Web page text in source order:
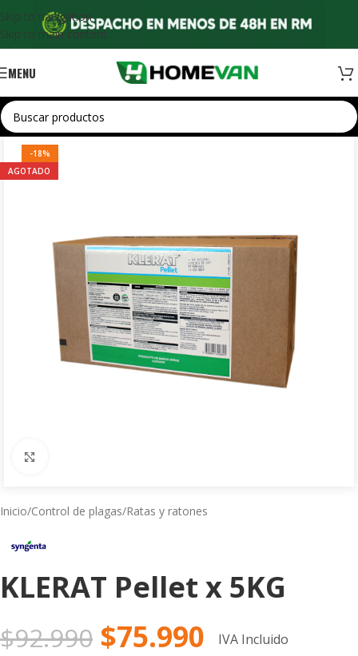
Skip to navigation
Skip to main content
MENU
-18%
AGOTADO
Inicio/Control de plagas/Ratas y ratones
KLERAT Pellet x 5KG
$92.990 $75.990 IVA Incluido